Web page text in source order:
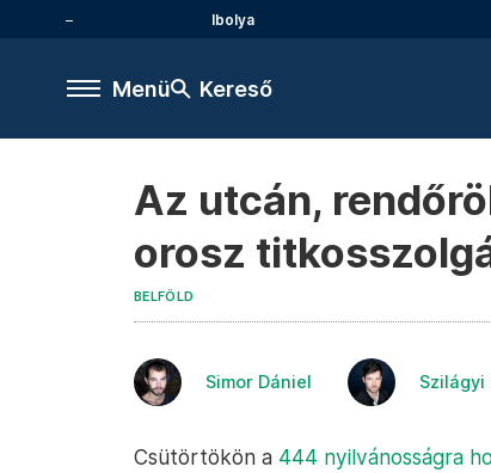
Ibolya
Menü Kereső
Az utcán,
orosz
BELFÖLD
Simor Dániel Szilágyi
Csütörtökön a 444 nyilvánosságra